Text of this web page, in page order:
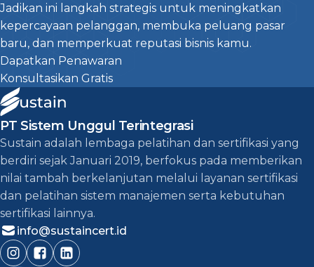
Jadikan ini langkah strategis untuk meningkatkan
kepercayaan pelanggan, membuka peluang pasar
baru, dan memperkuat reputasi bisnis kamu.
Dapatkan Penawaran
Konsultasikan Gratis
PT Sistem Unggul Terintegrasi
Sustain adalah lembaga pelatihan dan sertifikasi yang
berdiri sejak Januari 2019, berfokus pada memberikan
nilai tambah berkelanjutan melalui layanan sertifikasi
dan pelatihan sistem manajemen serta kebutuhan
sertifikasi lainnya.
info@sustaincert.id